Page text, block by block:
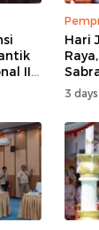
II
Hari
3